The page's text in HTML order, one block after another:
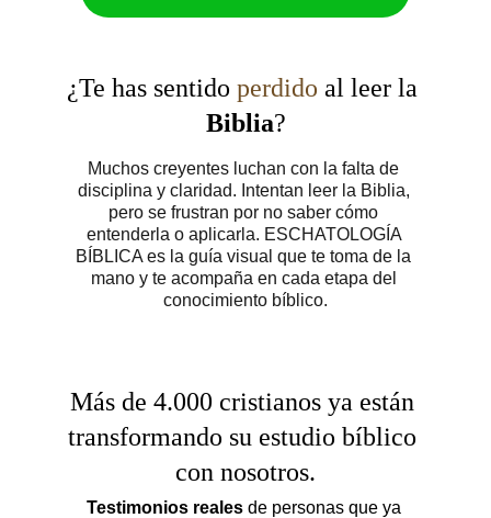
¿Te has sentido perdido al leer la
Biblia?
Muchos creyentes luchan con la falta de
disciplina y claridad. Intentan leer la Biblia,
pero se frustran por no saber cómo
entenderla o aplicarla. ESCHATOLOGÍA
BÍBLICA es la guía visual que te toma de la
mano y te acompaña en cada etapa del
conocimiento bíblico.
Más de 4.000 cristianos ya están
transformando su estudio bíblico
con nosotros.
Testimonios reales de personas que ya